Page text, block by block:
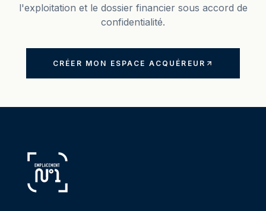
l'exploitation et le dossier financier sous accord de
confidentialité.
CRÉER MON ESPACE ACQUÉREUR